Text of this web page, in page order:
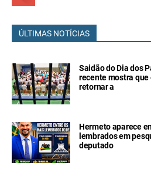
ÚLTIMAS NOTÍCIAS
Saidão do Dia dos
recente mostra
retornar a
Hermeto aparece
lembrados em
deputado